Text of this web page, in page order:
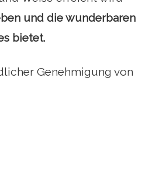
und die wunderbaren
bietet.
Genehmigung von